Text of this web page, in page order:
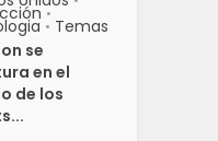
•
• Temas
se
en el
de los